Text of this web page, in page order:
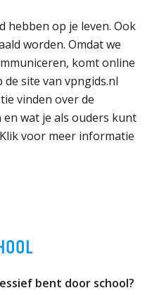
hebben op je leven. Ook
worden. Omdat we
komt online
de site van vpngids.nl
vinden over de
wat je als ouders kunt
voor meer informatie
bent door school?